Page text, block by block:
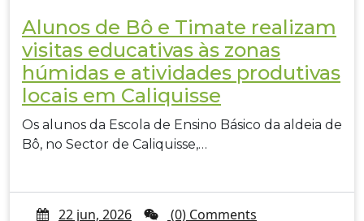
Alunos de Bô e Timate realizam
visitas educativas às zonas
húmidas e atividades produtivas
locais em Caliquisse
Os alunos da Escola de Ensino Básico da aldeia de
Bô, no Sector de Caliquisse,…
22 jun, 2026 (0) Comments